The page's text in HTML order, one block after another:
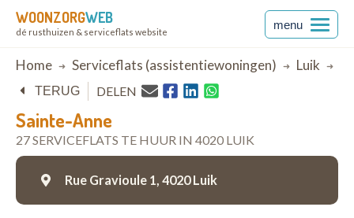
WOONZORGWEB
dé rusthuizen & serviceflats website
menu
Breadcrumb
Home Serviceflats (assistentiewoningen) Luik
Sainte-Anne
27 SERVICEFLATS TE HUUR IN 4020 LUIK
TERUG DELEN
Rue Gravioule 1, 4020 Luik